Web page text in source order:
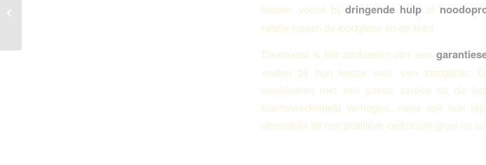
kosten, vooral bijdringende hulp of
relatie tussen de loodgieter en de klant.
Daarnaast is het aanbieden van een
voelen bij hun keuze voor een loodgieter.
combineren met een goede service na de
klanttevredenheid verhogen, maar ook hun
uiteindelijk tot een positieve cyclus van groei en